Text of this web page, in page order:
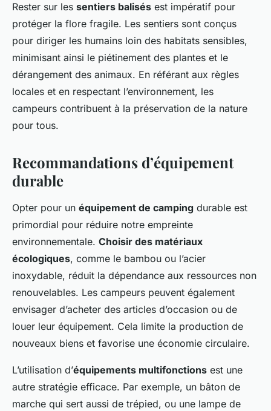
Rester sur les sentiers balisés est impératif pour
protéger la flore fragile. Les sentiers sont conçus
pour diriger les humains loin des habitats sensibles,
minimisant ainsi le piétinement des plantes et le
dérangement des animaux. En référant aux règles
locales et en respectant l’environnement, les
campeurs contribuent à la préservation de la nature
pour tous.
Recommandations d’équipement
durable
Opter pour un équipement de camping durable est
primordial pour réduire notre empreinte
environnementale. Choisir des matériaux
écologiques, comme le bambou ou l’acier
inoxydable, réduit la dépendance aux ressources non
renouvelables. Les campeurs peuvent également
envisager d’acheter des articles d’occasion ou de
louer leur équipement. Cela limite la production de
nouveaux biens et favorise une économie circulaire.
L’utilisation d’équipements multifonctions est une
autre stratégie efficace. Par exemple, un bâton de
marche qui sert aussi de trépied, ou une lampe de